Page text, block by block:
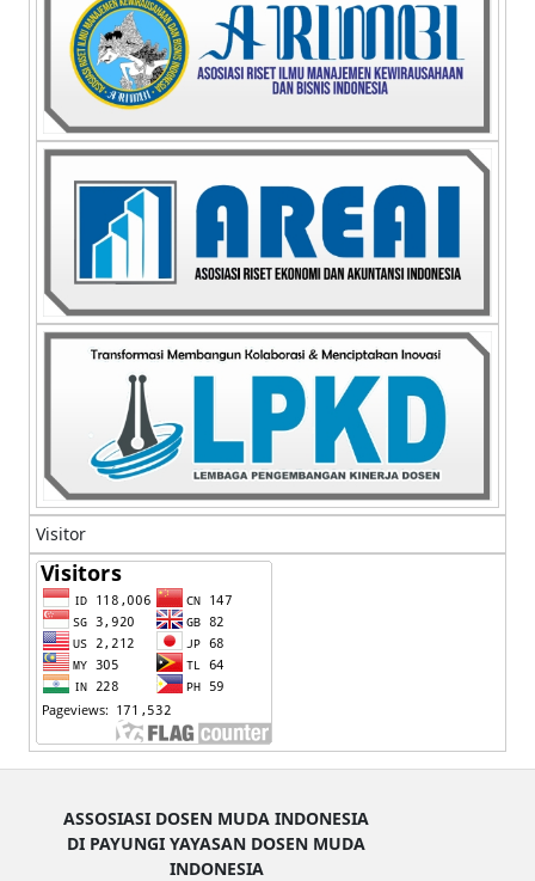
Visitor
ASSOSIASI DOSEN MUDA INDONESIA
DI PAYUNGI YAYASAN DOSEN MUDA
INDONESIA